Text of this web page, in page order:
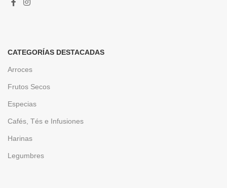
CATEGORÍAS DESTACADAS
Arroces
Frutos Secos
Especias
Cafés, Tés e Infusiones
Harinas
Legumbres